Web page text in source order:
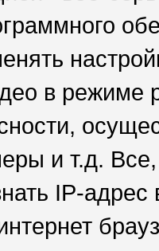
в режиме
и т.д.
IP-